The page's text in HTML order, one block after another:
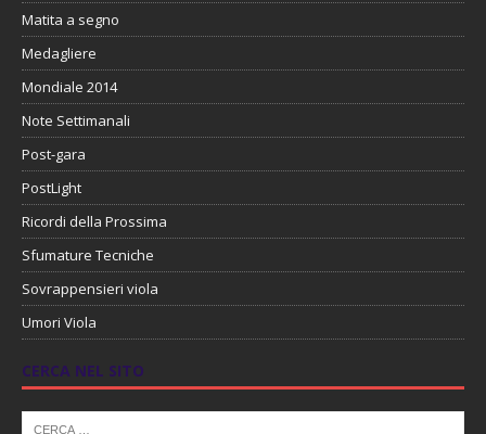
Matita a segno
Medagliere
Mondiale 2014
Note Settimanali
Post-gara
PostLight
Ricordi della Prossima
Sfumature Tecniche
Sovrappensieri viola
Umori Viola
CERCA NEL SITO